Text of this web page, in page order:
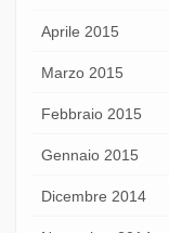
Aprile 2015
Marzo 2015
Febbraio 2015
Gennaio 2015
Dicembre 2014